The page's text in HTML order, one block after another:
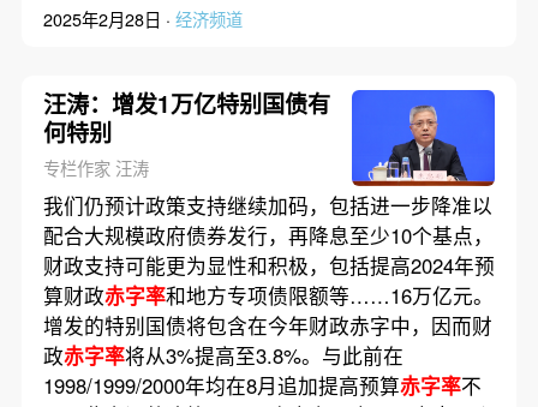
2025年2月28日 · 经济频道
汪涛：增发1万亿特别国债有
何特别
专栏作家 汪涛
我们仍预计政策支持继续加码，包括进一步降准以
配合大规模政府债券发行，再降息至少10个基点，
财政支持可能更为显性和积极，包括提高2024年预
算财政赤字率和地方专项债限额等……16万亿元。
增发的特别国债将包含在今年财政赤字中，因而财
政赤字率将从3%提高至3.8%。与此前在
1998/1999/2000年均在8月追加提高预算赤字率不